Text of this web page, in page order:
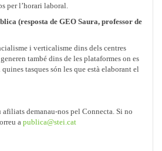
per l’horari laboral.
(resposta de GEO Saura, professor de
i verticalisme dins dels centres
també dins de les plataformes on es
tasques són les que està elaborant el
afiliats demanau-nos pel Connecta. Si no
a publica@stei.cat